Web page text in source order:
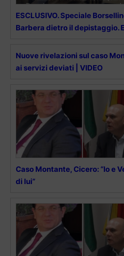
ESCLUSIVO. Speciale
Barbera dietro il depistaggio.
Nuove rivelazioni sul caso
ai servizi deviati | VIDEO
Caso Montante, Cicero: “Io e
di lui”